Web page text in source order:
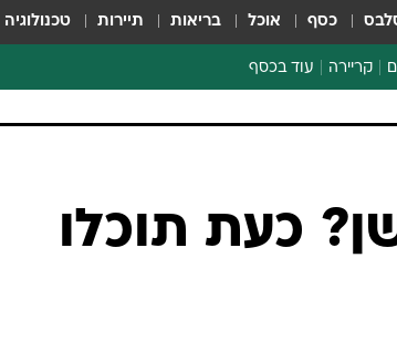
כסף אוכל בריאות תיירות טכנולוגיה
קריירה עוד בכסף
ספורט ביזנס
כעת תוכלו